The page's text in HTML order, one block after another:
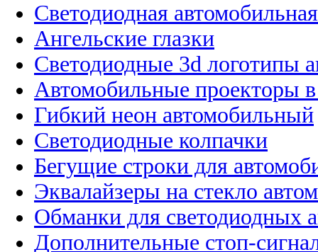
Светодиодная
Ангельские глазки
Светодиодные 3d логотипы
Автомобильные проекторы
Гибкий неон автомобильный
Светодиодные колпачки
Бегущие строки для
Эквалайзеры на стекло
Обманки для светодиодных
Дополнительные стоп-